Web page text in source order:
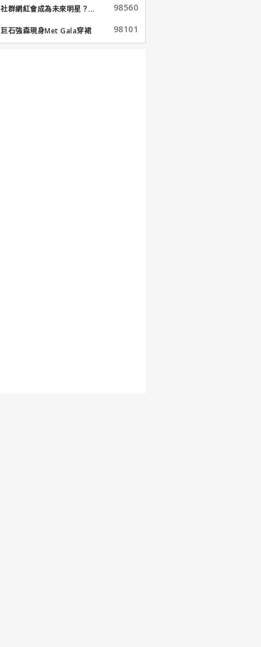
社群網紅會成為未來明星？... 98560
巨石強森現身Met Gala穿裙
子...
98101